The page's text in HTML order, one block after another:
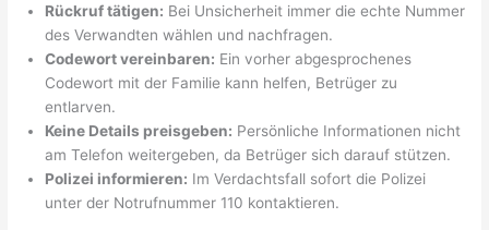
Rückruf tätigen: Bei Unsicherheit immer die echte Nummer
des Verwandten wählen und nachfragen.
Codewort vereinbaren: Ein vorher abgesprochenes
Codewort mit der Familie kann helfen, Betrüger zu
entlarven.
Keine Details preisgeben: Persönliche Informationen nicht
am Telefon weitergeben, da Betrüger sich darauf stützen.
Polizei informieren: Im Verdachtsfall sofort die Polizei
unter der Notrufnummer 110 kontaktieren.